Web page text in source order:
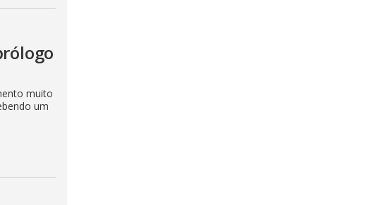
muito
um